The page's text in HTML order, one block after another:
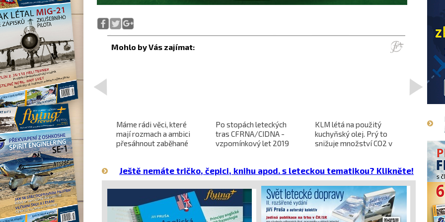
Projekt nadzvukového
letounu X-59 QueSST
směřuje k prvnímu letu
Máme rádi věci, které
mají rozmach a ambici
přesáhnout zaběhané
Po stopách leteckých
tras CFRNA/CIDNA -
vzpomínkový let 2019
KLM létá na použitý
kuchyňský olej. Prý to
snižuje množství CO2 v
L-610
projekt
>
Ještě nemáte tričko, čepici, knihu apod. s leteckou tematikou? Klikněte!